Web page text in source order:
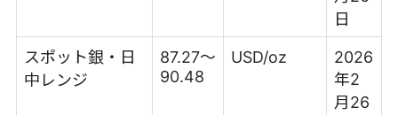
日
スポット銀・日
中レンジ
87.27〜
90.48
USD/oz
2026
年2
月26